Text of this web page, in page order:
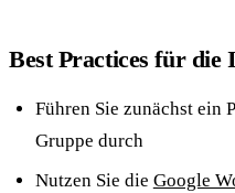
Best Practices für die
Führen Sie zunächst
Gruppe durch
Nutzen Sie die Google